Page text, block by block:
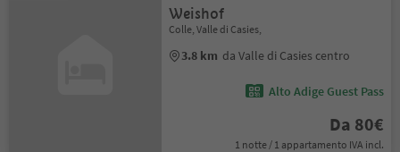
Weishof
Colle, Valle di Casies,
3.8 km da Valle di Casies centro
Alto Adige Guest Pass
Da 80€
1 notte / 1 appartamento IVA incl.